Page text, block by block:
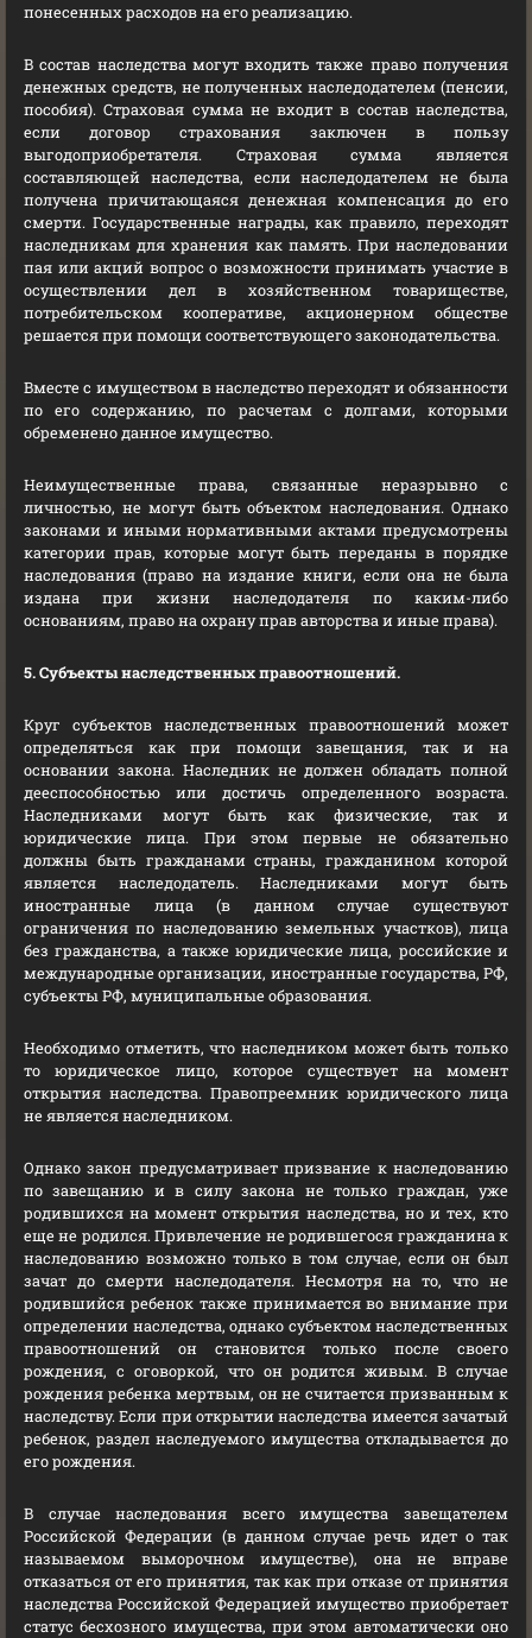
понесенных расходов на его реализацию.
В состав наследства могут входить также право получения
денежных средств, не полученных наследодателем (пенсии,
пособия). Страховая сумма не входит в состав наследства,
если договор страхования заключен в пользу
выгодоприобретателя. Страховая сумма является
составляющей наследства, если наследодателем не была
получена причитающаяся денежная компенсация до его
смерти. Государственные награды, как правило, переходят
наследникам для хранения как память. При наследовании
пая или акций вопрос о возможности принимать участие в
осуществлении дел в хозяйственном товариществе,
потребительском кооперативе, акционерном обществе
решается при помощи соответствующего законодательства.
Вместе с имуществом в наследство переходят и обязанности
по его содержанию, по расчетам с долгами, которыми
обременено данное имущество.
Неимущественные права, связанные неразрывно с
личностью, не могут быть объектом наследования. Однако
законами и иными нормативными актами предусмотрены
категории прав, которые могут быть переданы в порядке
наследования (право на издание книги, если она не была
издана при жизни наследодателя по каким-либо
основаниям, право на охрану прав авторства и иные права).
5. Субъекты наследственных правоотношений.
Круг субъектов наследственных правоотношений может
определяться как при помощи завещания, так и на
основании закона. Наследник не должен обладать полной
дееспособностью или достичь определенного возраста.
Наследниками могут быть как физические, так и
юридические лица. При этом первые не обязательно
должны быть гражданами страны, гражданином которой
является наследодатель. Наследниками могут быть
иностранные лица (в данном случае существуют
ограничения по наследованию земельных участков), лица
без гражданства, а также юридические лица, российские и
международные организации, иностранные государства, РФ,
субъекты РФ, муниципальные образования.
Необходимо отметить, что наследником может быть только
то юридическое лицо, которое существует на момент
открытия наследства. Правопреемник юридического лица
не является наследником.
Однако закон предусматривает призвание к наследованию
по завещанию и в силу закона не только граждан, уже
родившихся на момент открытия наследства, но и тех, кто
еще не родился. Привлечение не родившегося гражданина к
наследованию возможно только в том случае, если он был
зачат до смерти наследодателя. Несмотря на то, что не
родившийся ребенок также принимается во внимание при
определении наследства, однако субъектом наследственных
правоотношений он становится только после своего
рождения, с оговоркой, что он родится живым. В случае
рождения ребенка мертвым, он не считается призванным к
наследству. Если при открытии наследства имеется зачатый
ребенок, раздел наследуемого имущества откладывается до
его рождения.
В случае наследования всего имущества завещателем
Российской Федерации (в данном случае речь идет о так
называемом выморочном имуществе), она не вправе
отказаться от его принятия, так как при отказе от принятия
наследства Российской Федерацией имущество приобретает
статус бесхозного имущества, при этом автоматически оно